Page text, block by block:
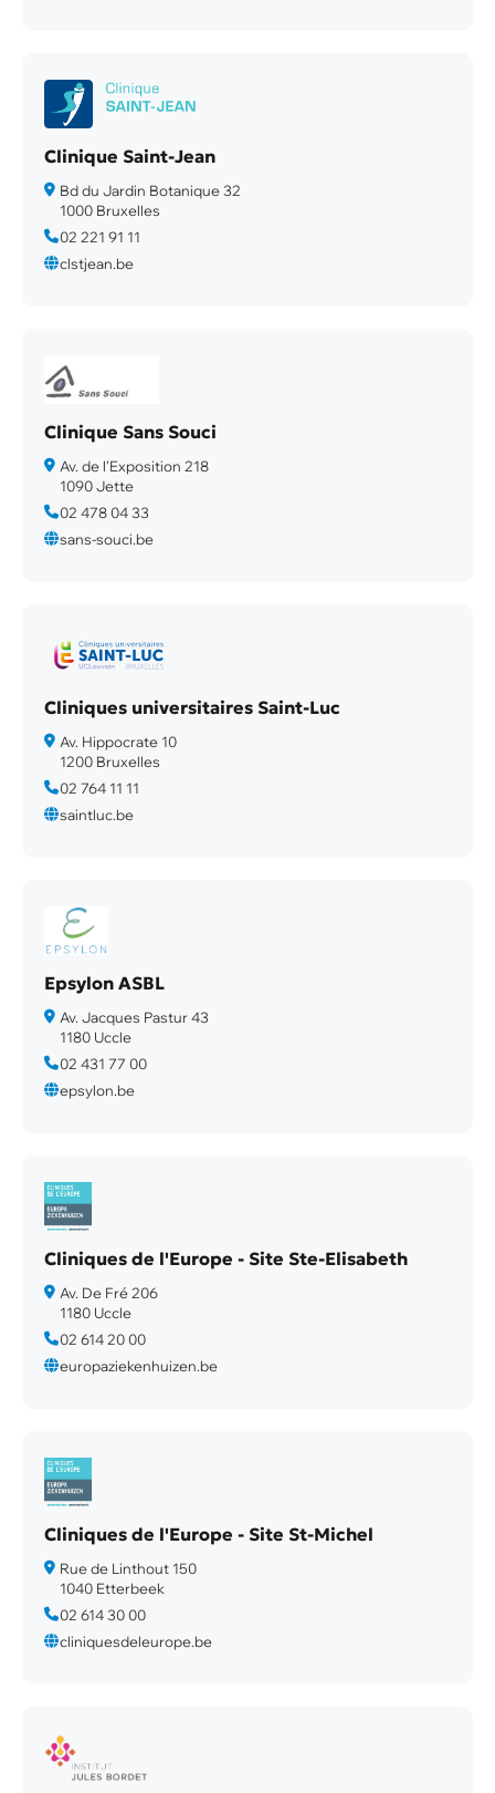
Clinique Saint-Jean
Bd du Jardin Botanique 32
1000 Bruxelles
02 221 91 11
clstjean.be
Clinique Sans Souci
Av. de l'Exposition 218
1090 Jette
02 478 04 33
sans-souci.be
Cliniques universitaires Saint-Luc
Av. Hippocrate 10
1200 Bruxelles
02 764 11 11
saintluc.be
Epsylon ASBL
Av. Jacques Pastur 43
1180 Uccle
02 431 77 00
epsylon.be
Cliniques de l'Europe - Site Ste-Elisabeth
Av. De Fré 206
1180 Uccle
02 614 20 00
europaziekenhuizen.be
Cliniques de l'Europe - Site St-Michel
Rue de Linthout 150
1040 Etterbeek
02 614 30 00
cliniquesdeleurope.be